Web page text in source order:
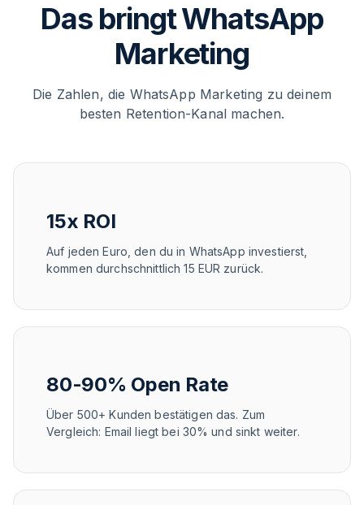
Das bringt WhatsApp
Marketing
Die Zahlen, die WhatsApp Marketing zu deinem
besten Retention-Kanal machen.
15x ROI
Auf jeden Euro, den du in WhatsApp investierst,
kommen durchschnittlich 15 EUR zurück.
80-90% Open Rate
Über 500+ Kunden bestätigen das. Zum
Vergleich: Email liegt bei 30% und sinkt weiter.